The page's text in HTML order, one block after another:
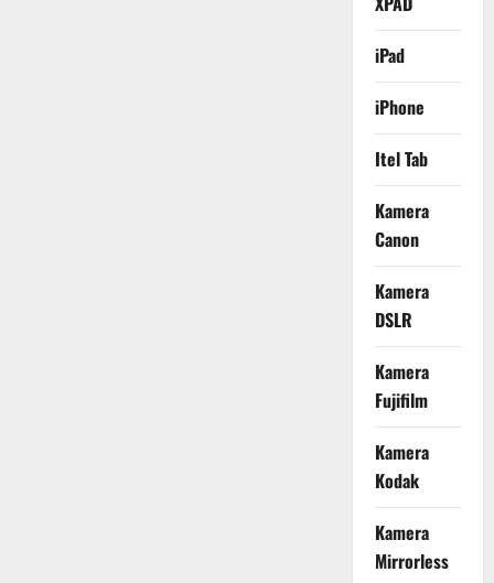
iPad
iPhone
Itel Tab
Kamera
Canon
Kamera
DSLR
Kamera
Fujifilm
Kamera
Kodak
Kamera
Mirrorless